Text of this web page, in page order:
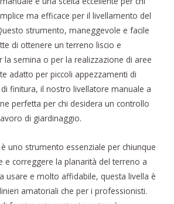
ma efficace per il livellamento del
strumento, maneggevole e facile
di ottenere un terreno liscio e
la semina o per la realizzazione di aree
adatto per piccoli appezzamenti di
finitura, il nostro livellatore manuale a
perfetta per chi desidera un controllo
di giardinaggio.
uno strumento essenziale per chiunque
e correggere la planarità del terreno a
usare e molto affidabile, questa livella è
amatoriali che per i professionisti.